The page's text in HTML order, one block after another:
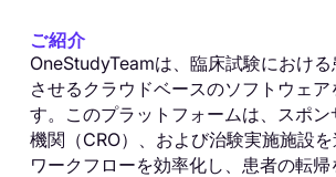
ご紹介
OneStudyTeamは、臨床試験におけ
させるクラウドベースのソフトウェア
す。このプラットフォームは、スポ
機関（CRO）、および治験実施施設
ワークフローを効率化し、患者の転帰